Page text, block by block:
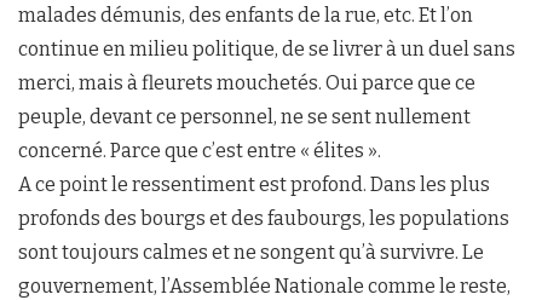
malades démunis, des enfants de la rue, etc. Et l’on
continue en milieu politique, de se livrer à un duel sans
merci, mais à fleurets mouchetés. Oui parce que ce
peuple, devant ce personnel, ne se sent nullement
concerné. Parce que c’est entre « élites ».
A ce point le ressentiment est profond. Dans les plus
profonds des bourgs et des faubourgs, les populations
sont toujours calmes et ne songent qu’à survivre. Le
gouvernement, l’Assemblée Nationale comme le reste,